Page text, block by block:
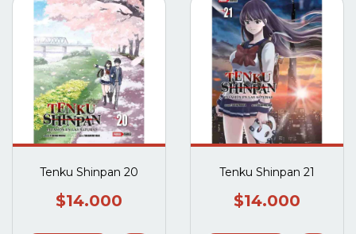
Tenku Shinpan 20
$14.000
Tenku Shinpan 21
$14.000